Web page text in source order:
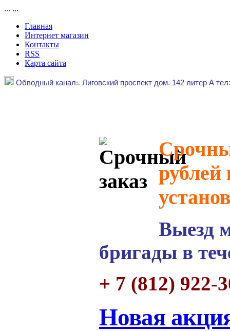
... ...
Главная
Интернет магазин
Контакты
RSS
Карта сайта
Обводный канал:. Лиговский проспект дом. 142 литер А
рублей
Выезд
бригады в
+ 7 (812) 922-
Новая